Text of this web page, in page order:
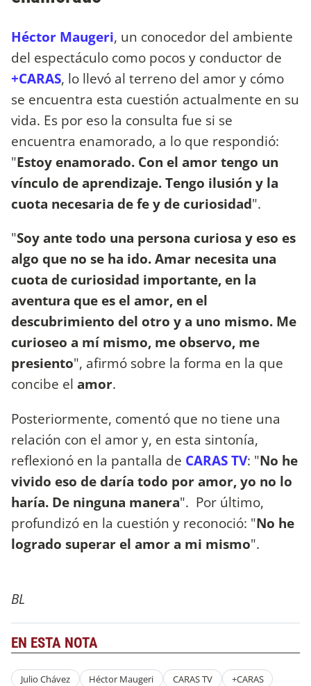
Héctor Maugeri, un conocedor del ambiente
del espectáculo como pocos y conductor de
+CARAS, lo llevó al terreno del amor y cómo
se encuentra esta cuestión actualmente en su
vida. Es por eso la consulta fue si se
encuentra enamorado, a lo que respondió:
"Estoy enamorado. Con el amor tengo un
vínculo de aprendizaje. Tengo ilusión y la
cuota necesaria de fe y de curiosidad".
"Soy ante todo una persona curiosa y eso es
algo que no se ha ido. Amar necesita una
cuota de curiosidad importante, en la
aventura que es el amor, en el
descubrimiento del otro y a uno mismo. Me
curioseo a mí mismo, me observo, me
presiento", afirmó sobre la forma en la que
concibe el amor.
Posteriormente, comentó que no tiene una
relación con el amor y, en esta sintonía,
reflexionó en la pantalla de CARAS TV: "No he
vivido eso de daría todo por amor, yo no lo
haría. De ninguna manera". Por último,
profundizó en la cuestión y reconoció: "No he
logrado superar el amor a mi mismo".
BL
EN ESTA NOTA
Julio Chávez Héctor Maugeri CARAS TV +CARAS